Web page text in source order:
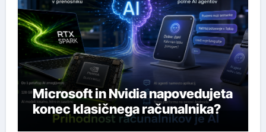
Microsoft in Nvidia napovedujeta
konec klasičnega računalnika?